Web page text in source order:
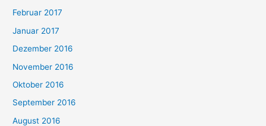
Februar 2017
Januar 2017
Dezember 2016
November 2016
Oktober 2016
September 2016
August 2016